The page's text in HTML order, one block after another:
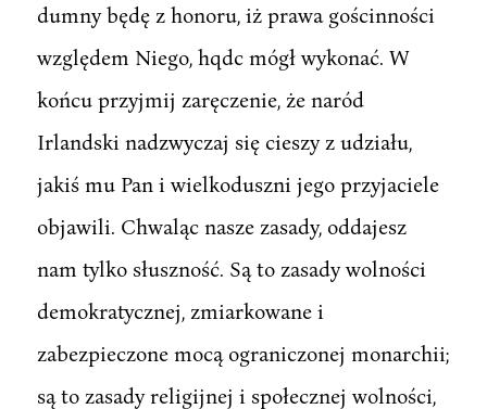
dumny będę z honoru, iż prawa gościnności
względem Niego, hqdc mógł wykonać. W
końcu przyjmij zaręczenie, że naród
Irlandski nadzwyczaj się cieszy z udziału,
jakiś mu Pan i wielkoduszni jego przyjaciele
objawili. Chwaląc nasze zasady, oddajesz
nam tylko słuszność. Są to zasady wolności
demokratycznej, zmiarkowane i
zabezpieczone mocą ograniczonej monarchii;
są to zasady religijnej i społecznej wolności,